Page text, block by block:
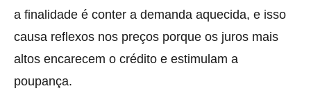
a finalidade é conter a demanda aquecida, e isso
causa reflexos nos preços porque os juros mais
altos encarecem o crédito e estimulam a
poupança.